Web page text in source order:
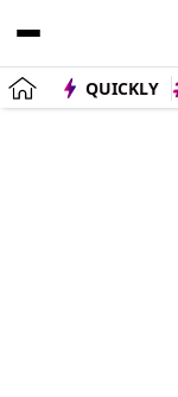
QUICKLY